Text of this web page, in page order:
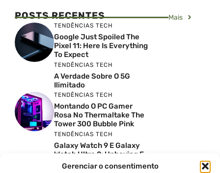
Gerenciar o consentimento
POSTS RECENTES Mais
TENDÊNCIAS TECH
Google Just Spoiled The
Pixel 11: Here Is Everything
To Expect
TENDÊNCIAS TECH
A Verdade Sobre O 5G
Ilimitado
TENDÊNCIAS TECH
Montando O PC Gamer
Rosa No Thermaltake The
Tower 300 Bubble Pink
TENDÊNCIAS TECH
Galaxy Watch 9 E Galaxy
Watch Ultra 2: Unboxing E
Preço No Brasil